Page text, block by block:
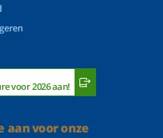
voor 2026 aan!
aan voor onze